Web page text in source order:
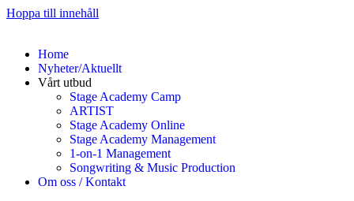
Hoppa till innehåll
Home
Nyheter/Aktuellt
Vårt utbud
Stage Academy Camp
ARTIST
Stage Academy Online
Stage Academy Management
1-on-1 Management
Songwriting & Music Production
Om oss / Kontakt